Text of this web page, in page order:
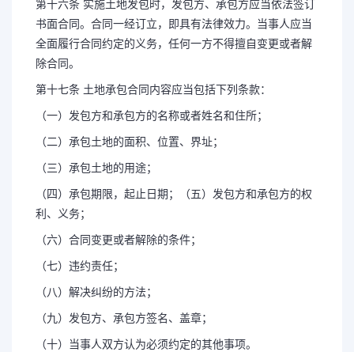
第十六条 实施土地发包时，发包方、承包方应当依法签订
书面合同。合同一经订立，即具有法律效力。当事人应当
全面履行合同约定的义务，任何一方不得擅自变更或者解
除合同。
第十七条 土地承包合同内容应当包括下列条款：
（一）发包方和承包方的名称或者姓名和住所；
（二）承包土地的面积、位置、界址；
（三）承包土地的用途；
（四）承包期限，起止日期；（五）发包方和承包方的权
利、义务；
（六）合同变更或者解除的条件；
（七）违约责任；
（八）解决纠纷的方法；
（九）发包方、承包方签名、盖章；
（十）当事人双方认为必须约定的其他事项。